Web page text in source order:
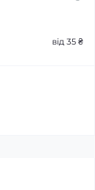
від 35 ₴